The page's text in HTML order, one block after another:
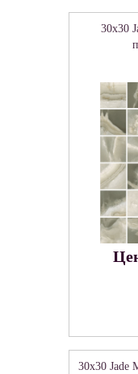
30x30
30x30 Jade